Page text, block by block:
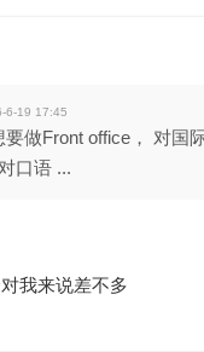
6-19 17:45
做Front office， 对国
口语 ...
我来说差不多